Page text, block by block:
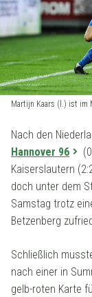
Martijn Kaars (l.) ist im
Nach den
Hannover 96
Kaiserslautern
doch unter dem
Samstag trotz
Betzenberg
Schließlich
nach einer in
gelb-roten Karte